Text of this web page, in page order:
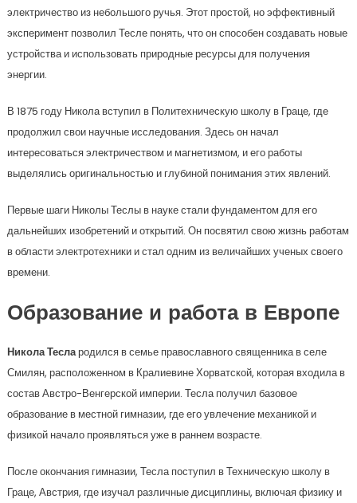
электричество из небольшого ручья. Этот простой, но эффективный
эксперимент позволил Тесле понять, что он способен создавать новые
устройства и использовать природные ресурсы для получения
энергии.
В 1875 году Никола вступил в Политехническую школу в Граце, где
продолжил свои научные исследования. Здесь он начал
интересоваться электричеством и магнетизмом, и его работы
выделялись оригинальностью и глубиной понимания этих явлений.
Первые шаги Николы Теслы в науке стали фундаментом для его
дальнейших изобретений и открытий. Он посвятил свою жизнь работам
в области электротехники и стал одним из величайших ученых своего
времени.
Образование и работа в Европе
Никола Теслародился в семье православного священника в селе
Смилян, расположенном в Кралиевине Хорватской, которая входила в
состав Австро-Венгерской империи. Тесла получил базовое
образование в местной гимназии, где его увлечение механикой и
физикой начало проявляться уже в раннем возрасте.
После окончания гимназии, Тесла поступил в Техническую школу в
Граце, Австрия, где изучал различные дисциплины, включая физику и